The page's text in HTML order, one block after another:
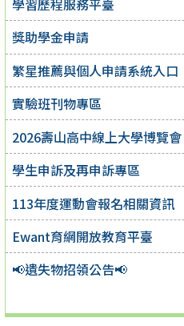
學習歷程服務平臺
獎助學金申請
繁星推薦與個人申請系統入口
實驗班刊物專區
2026壽山高中線上大學博覽會
學生申訴及再申訴專區
113年度運動會報名相關資訊
Ewant育網開放教育平臺
📢遺失物招領公告📢